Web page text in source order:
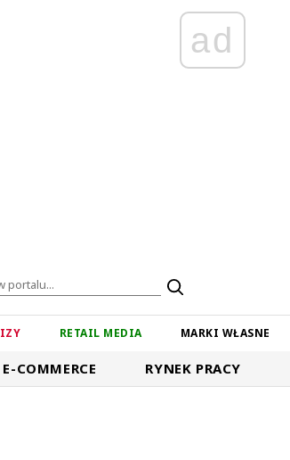
ad
RETAIL MEDIA MARKI WŁASNE
E-COMMERCE RYNEK PRACY